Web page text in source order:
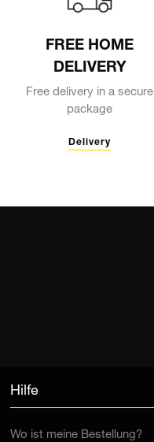
FREE HOME
DELIVERY
Free delivery in a secure
package
Delivery
Hilfe
Wo ist meine Bestellung?